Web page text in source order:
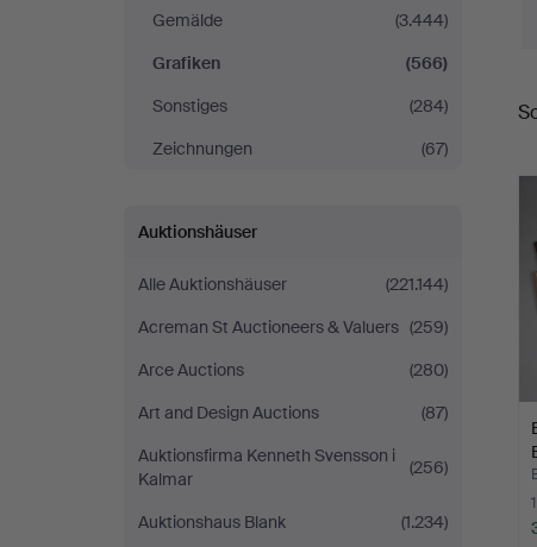
Miller
Gemälde
(3.444)
Grafiken
(566)
Sonstiges
(284)
Zeichnungen
(67)
Auktionshäuser
Alle Auktionshäuser
(221.144)
Acreman St Auctioneers & Valuers (259)
Arce Auctions
(280)
Art and Design Auctions
(87)
Auktionsfirma Kenneth Svensson i
Kalmar
(256)
Auktionshaus Blank
(1.234)